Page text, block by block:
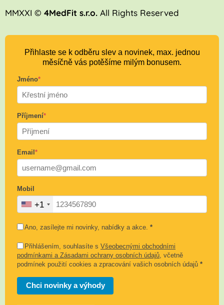
MMXXI © 4MedFit s.r.o. All Rights Reserved
Přihlaste se k odběru slev a novinek, max. jednou
měsíčně vás potěšíme milým bonusem.
Jméno*
Příjmení*
Email *
Mobil
+1
Ano, zasílejte mi novinky, nabídky a akce. *
Přihlášením, souhlasíte s Všeobecnými obchodními
podmínkami a Zásadami ochrany osobních údajů, včetně
podmínek použití cookies a zpracování vašich osobních údajů *
Chci novinky a výhody